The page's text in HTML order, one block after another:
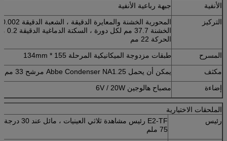
الأنفية
جبهة رباعية الأنفية
التركيز
الحركة 22 مم
المسرح
طبقات مزدوجة الميكانيكية المرحلة 155 * 134mm
مكثف
يمكن أن يحمل Abbe Condenser NA1.25 مرشح 33 مم
إضاءة
مصباح هالوجين 6V / 20W
الملحقات الاختيارية
رئيس
75 ملم